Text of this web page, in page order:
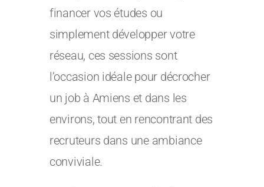
financer vos études ou
simplement développer votre
réseau, ces sessions sont
l’occasion idéale pour décrocher
un job à Amiens et dans les
environs, tout en rencontrant des
recruteurs dans une ambiance
conviviale.